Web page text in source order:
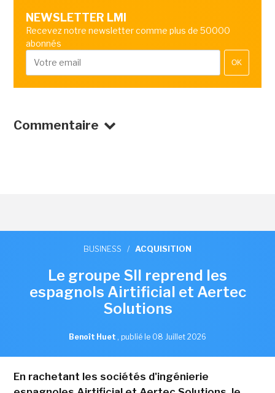
NEWSLETTER LMI
Recevez notre newsletter comme plus de 50000
abonnés
OK
Commentaire
BUSINESS / ACQUISITION
Le groupe SII reprend les
espagnols Airtificial et Aertec
Solutions
Benoît Huet , publié le 08 Juillet 2026
En rachetant les sociétés d'ingénierie